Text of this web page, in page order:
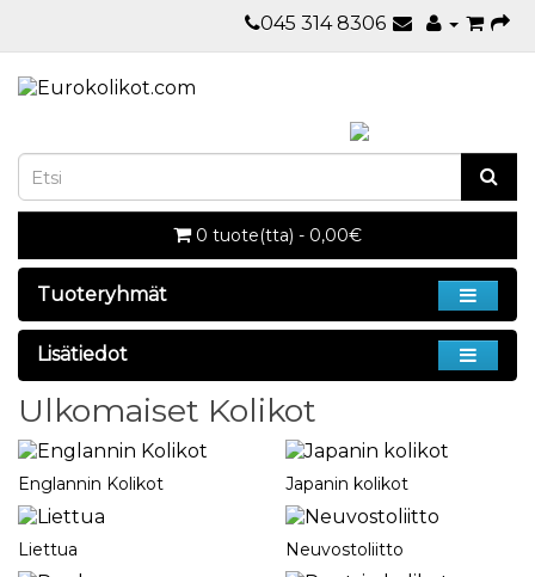
045 314 8306
0 tuote(tta) - 0,00€
Tuoteryhmät
Lisätiedot
Ulkomaiset Kolikot
Englannin Kolikot Japanin kolikot
Liettua Neuvostoliitto